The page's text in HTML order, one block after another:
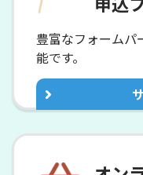
豊富なフォームパ
能です。